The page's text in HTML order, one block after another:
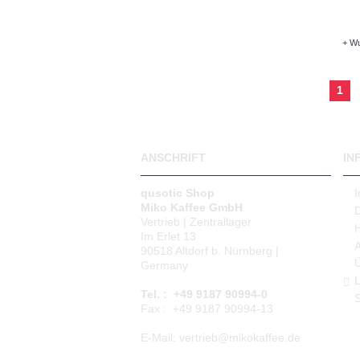
+
1
ANSCHRIFT
qusotic Shop
Miko Kaffee GmbH
Vertrieb | Zentrallager
Im Erlet 13
90518 Altdorf b. Nürnberg |
Germany
Tel. : +49 9187 90994-0
Fax : +49 9187 90994-13
E-Mail: vertrieb@mikokaffee.de